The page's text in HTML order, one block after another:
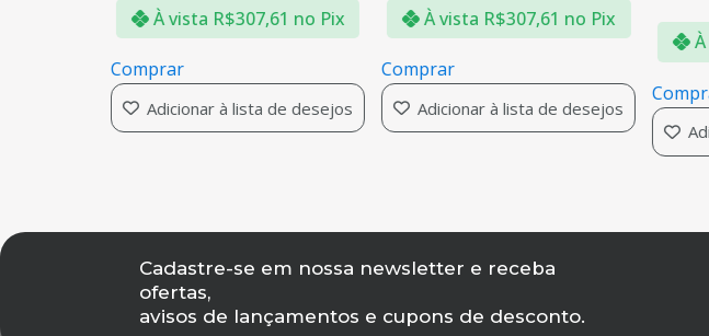
À vista R$307,61 no Pix
Comprar
Adicionar à lista de desejos
À vista R$307,61 no Pix
Comprar
Adicionar à lista de desejos
Cadastre-se em nossa newsletter e receba
ofertas,
avisos de lançamentos e cupons de desconto.